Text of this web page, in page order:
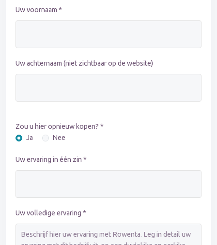
Uw voornaam *
Uw achternaam (niet zichtbaar op de website)
Zou u hier opnieuw kopen? *
Ja
Nee
Uw ervaring in één zin *
Uw volledige ervaring *